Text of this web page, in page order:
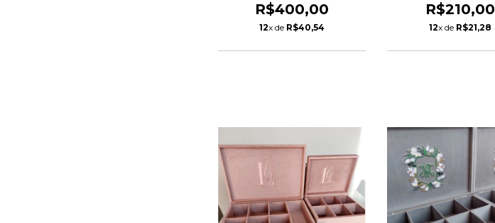
R$400,00
12x de R$40,54
R$210,00
12x de R$21,28